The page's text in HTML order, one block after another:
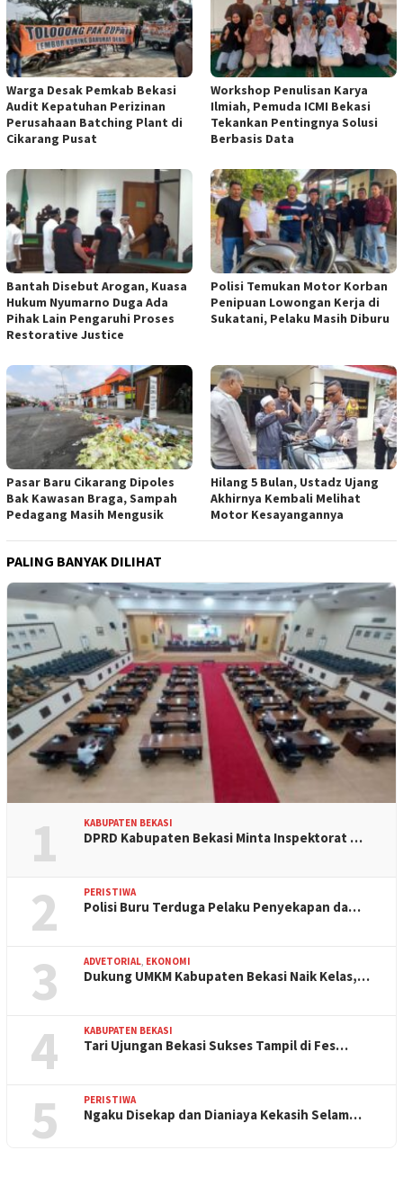
Warga Desak Pemkab Bekasi
Audit Kepatuhan Perizinan
Perusahaan Batching Plant di
Cikarang Pusat
Workshop Penulisan Karya
Ilmiah, Pemuda ICMI Bekasi
Tekankan Pentingnya Solusi
Berbasis Data
Bantah Disebut Arogan, Kuasa
Hukum Nyumarno Duga Ada
Pihak Lain Pengaruhi Proses
Restorative Justice
Polisi Temukan Motor Korban
Penipuan Lowongan Kerja di
Sukatani, Pelaku Masih Diburu
Pasar Baru Cikarang Dipoles
Bak Kawasan Braga, Sampah
Pedagang Masih Mengusik
Hilang 5 Bulan, Ustadz Ujang
Akhirnya Kembali Melihat
Motor Kesayangannya
PALING BANYAK DILIHAT
1 KABUPATEN BEKASI
DPRD Kabupaten Bekasi Minta Inspektorat …
2 PERISTIWA
Polisi Buru Terduga Pelaku Penyekapan da…
3 ADVETORIAL, EKONOMI
Dukung UMKM Kabupaten Bekasi Naik Kelas,…
4 KABUPATEN BEKASI
Tari Ujungan Bekasi Sukses Tampil di Fes…
5 PERISTIWA
Ngaku Disekap dan Dianiaya Kekasih Selam…